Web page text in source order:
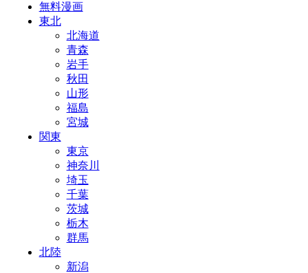
無料漫画
東北
北海道
青森
岩手
秋田
山形
福島
宮城
関東
東京
神奈川
埼玉
千葉
茨城
栃木
群馬
北陸
新潟